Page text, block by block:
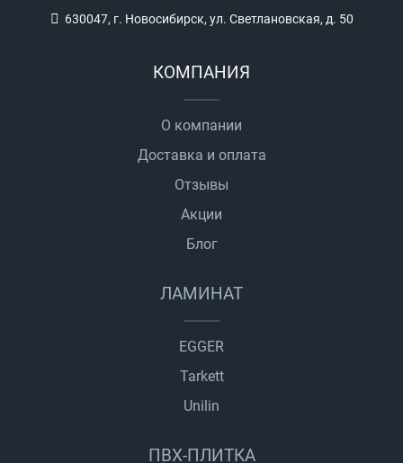
630047, г. Новосибирск, ул. Светлановская, д. 50
КОМПАНИЯ
О компании
Доставка и оплата
Отзывы
Акции
Блог
ЛАМИНАТ
EGGER
Tarkett
Unilin
ПВХ-ПЛИТКА